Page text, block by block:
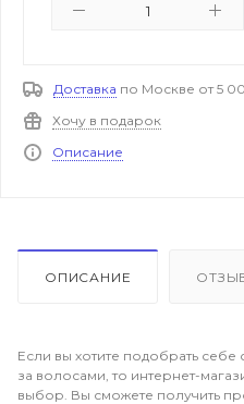
Доставка по Москве от 5
Хочу в подарок
Описание
ОПИСАНИЕ
Если вы хотите подобрать себе
за волосами, то интернет-
выбор. Вы сможете получить